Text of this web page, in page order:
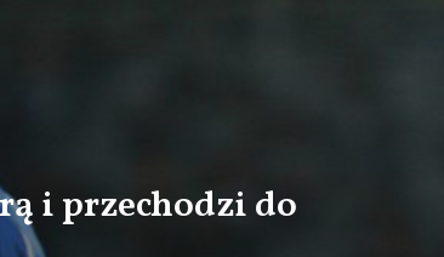
i przechodzi do